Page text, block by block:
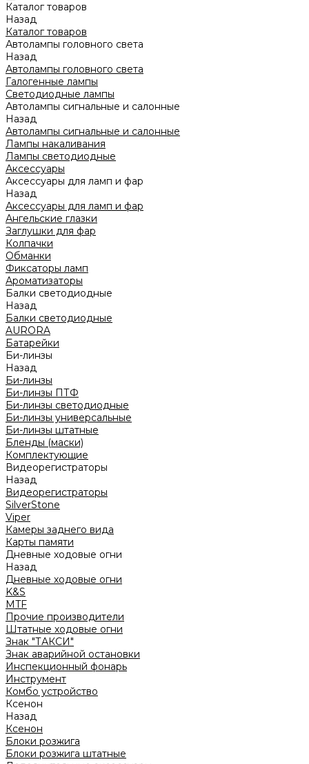
Каталог товаров
Назад
Каталог товаров
Автолампы головного света
Назад
Автолампы головного света
Галогенные лампы
Светодиодные лампы
Автолампы сигнальные и салонные
Назад
Автолампы сигнальные и салонные
Лампы накаливания
Лампы светодиодные
Аксессуары
Аксессуары для ламп и фар
Назад
Аксессуары для ламп и фар
Ангельские глазки
Заглушки для фар
Колпачки
Обманки
Фиксаторы ламп
Ароматизаторы
Балки светодиодные
Назад
Балки светодиодные
AURORA
Батарейки
Би-линзы
Назад
Би-линзы
Би-линзы ПТФ
Би-линзы светодиодные
Би-линзы универсальные
Би-линзы штатные
Бленды (маски)
Комплектующие
Видеорегистраторы
Назад
Видеорегистраторы
SilverStone
Viper
Камеры заднего вида
Карты памяти
Дневные ходовые огни
Назад
Дневные ходовые огни
K&S
MTF
Прочие производители
Штатные ходовые огни
Знак "ТАКСИ"
Знак аварийной остановки
Инспекционный фонарь
Инструмент
Комбо устройство
Ксенон
Назад
Ксенон
Блоки розжига
Блоки розжига штатные